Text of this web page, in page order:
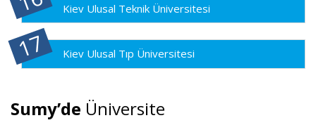
Kiev Ulusal Teknik Üniversitesi
Kiev Ulusal Tıp Üniversitesi
Sumy’de Üniversite